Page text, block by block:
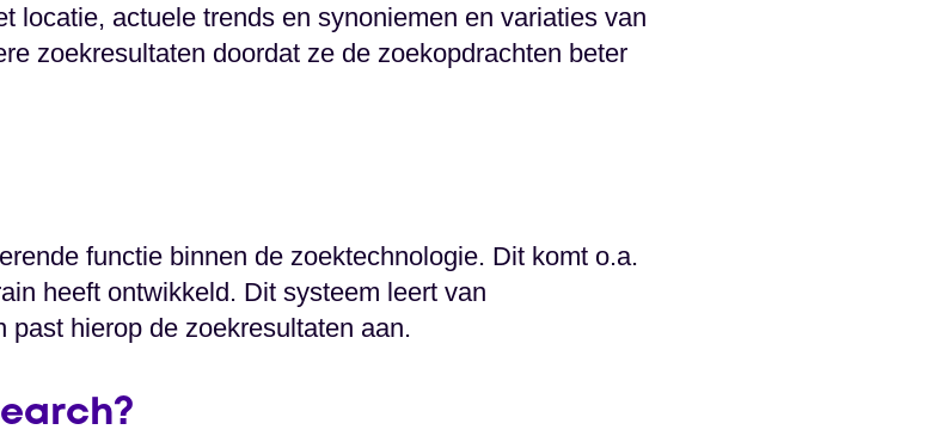
locatie, actuele trends en synoniemen en variaties van
zoekresultaten doordat ze de zoekopdrachten beter
functie binnen de zoektechnologie. Dit komt o.a.
heeft ontwikkeld. Dit systeem leert van
hierop de zoekresultaten aan.